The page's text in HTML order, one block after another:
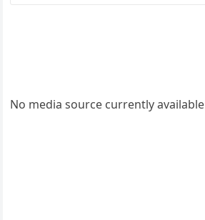
No media source currently available